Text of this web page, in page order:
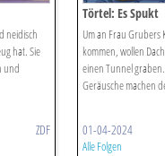
neidisch
hat. Sie
und
ZDF
Törtel: Es Spukt
Um an Frau Grubers
kommen, wollen
einen Tunnel
Geräusche machen
01-04-2024
Alle Folgen